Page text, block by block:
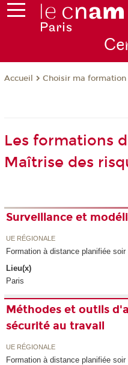
Accueil Choisir ma formation
Les formations
Maîtrise des
Surveillance et
UE RÉGIONALE
Formation à distance planifiée soir
Lieu(x)
Paris
Méthodes et outils
sécurité au travail
UE RÉGIONALE
Formation à distance planifiée soir